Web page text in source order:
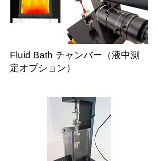
Fluid Bath チャンバー（液中測
定オプション）